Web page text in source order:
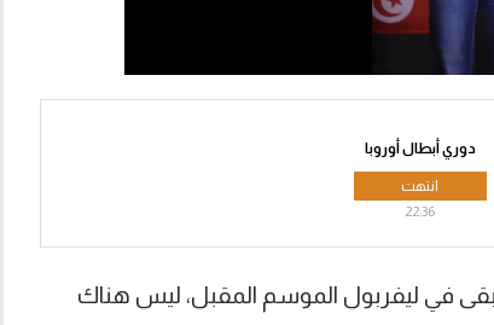
دوري أبطال أوروبا
انتهت
22:36
في ليفربول الموسم المقبل، ليس هناك